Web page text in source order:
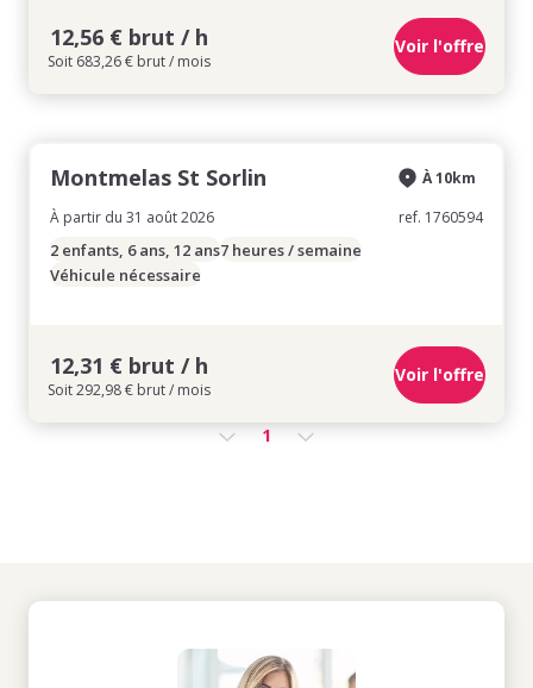
12,56 € brut / h
Soit 683,26 € brut / mois
Voir l'offre
Montmelas St Sorlin
À partir du 31 août 2026
À 10km
ref. 1760594
2 enfants, 6 ans, 12 ans7 heures / semaine
Véhicule nécessaire
12,31 € brut / h
Soit 292,98 € brut / mois
Voir l'offre
1